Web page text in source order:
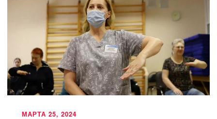
МАРТА 25, 2024